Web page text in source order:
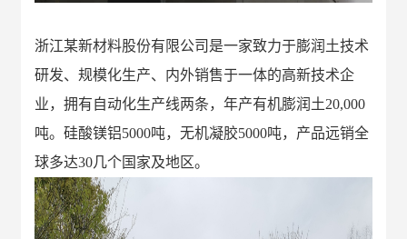
浙江某新材料股份有限公司是一家致力于膨润土技术
研发、规模化生产、内外销售于一体的高新技术企
业，拥有自动化生产线两条，年产有机膨润土20,000
吨。硅酸镁铝5000吨，无机凝胶5000吨， 产品远销全
球多达30几个国家及地区。